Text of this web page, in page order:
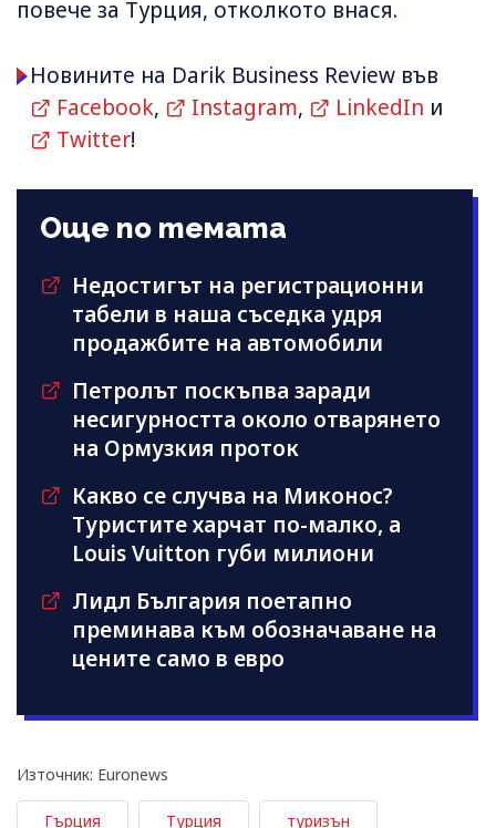
повече за Турция, отколкото внася.
Новините на Darik Business Review във
Facebook, Instagram, LinkedIn и
Twitter!
Още по темата
Недостигът на регистрационни
табели в наша съседка удря
продажбите на автомобили
Петролът поскъпва заради
несигурността около отварянето
на Ормузкия проток
Какво се случва на Миконос?
Туристите харчат по-малко, а
Louis Vuitton губи милиони
Лидл България поетапно
преминава към обозначаване на
цените само в евро
Източник: Euronews
Гърция Турция туризън